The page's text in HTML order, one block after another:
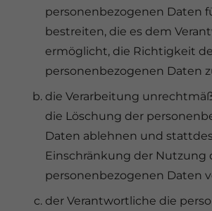
personenbezogenen Daten
bestreiten, die es dem
ermöglicht, die Richtigkeit
personenbezogenen Daten
die Verarbeitung
die Löschung der
Daten ablehnen und
Einschränkung der Nutzung
personenbezogenen Daten
der Verantwortliche die